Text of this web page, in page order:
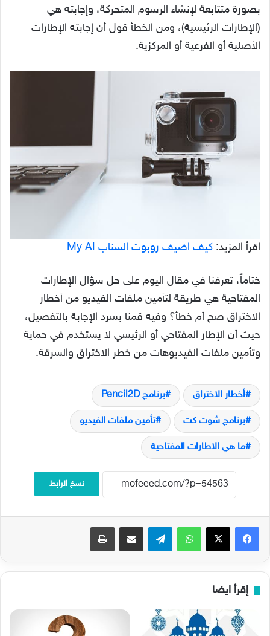
بصورة متتابعة لإنشاء الرسوم المتحركة، وإجابته هي
(الإطارات الرئيسية)، ومن الخطأ قول أن إجابته الإطارات
الأصلية أو الفرعية أو المركزية.
اقرأ المزيد: كيف اضيف روبوت السناب My AI
ختاماً، تعرفنا في مقال اليوم على حل سؤال الإطارات
المفتاحية هي طريقة لتأمين ملفات الفيديو من أخطار
الاختراق صح أم خطأ؟ وفيه قمنا بسرد الإجابة بالتفصيل،
حيث أن الإطار المفتاحي أو الرئيسي لا يستخدم في حماية
وتأمين ملفات الفيديوهات من خطر الاختراق والسرقة.
أخطار الاختراق برنامج Pencil2D
برنامج شوت كت تأمين ملفات الفيديو
ما هي الاطارات المفتاحية
نسخ الرابط
فيسبوك‫X واتساب تيلقرام مشاركة عبر البريد طباعة
إقرأ ايضا